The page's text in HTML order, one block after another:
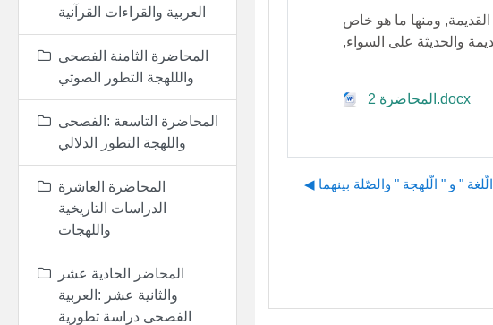
ومنها ما هو خاص
والحديثة على السواء,
المحاضرة 2.docx
العربية والقراءات القرآنية
المحاضرة الثامنة الفصحى
والللهجة التطور الصوتي
المحاضرة التاسعة :الفصحى
واللهجة التطور الدلالي
المحاضرة العاشرة
الدراسات التاريخية
واللهجات
المحاضر الحادية عشر
والثانية عشر :العربية
الفصحى دراسة تطورية